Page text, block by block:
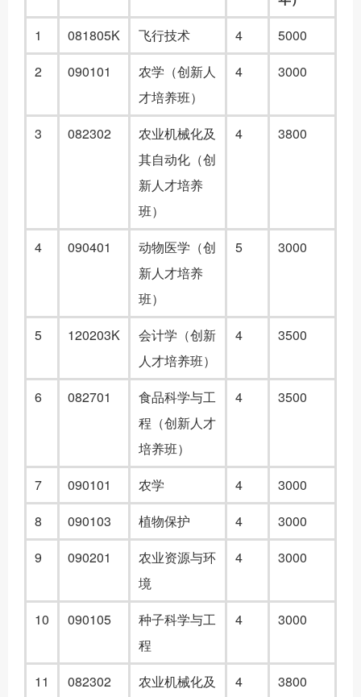
1
081805K 飞行技术 4
5000
2
090101
农学（创新人
才培养班）
4 3000
3 082302
农业机械化及
其自动化（创
新人才培养
班）
4 3800
4 090401
动物医学（创
新人才培养
班）
5 3000
5 120203K
会计学（创新
人才培养班）
4 3500
6 082701
食品科学与工
程（创新人才
培养班）
4 3500
7 090101 农学 4
3000
8
090103 植物保护 4
3000
9
090201
农业资源与环
境
4 3000
10 090105
种子科学与工
程
4 3000
11 082302
农业机械化及
4 3800